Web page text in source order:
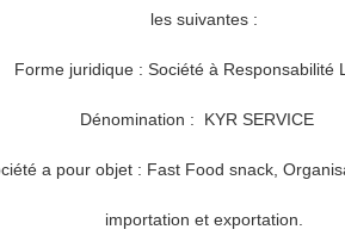
les suivantes :
Forme juridique : Société à Responsabilité
Dénomination : KYR SERVICE
a pour objet : Fast Food snack,
importation et exportation.